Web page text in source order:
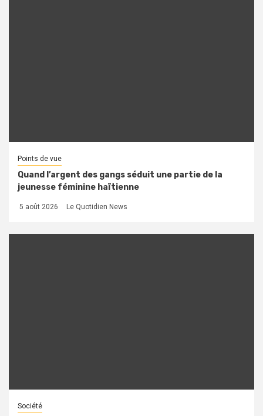
Points de vue
Quand l’argent des gangs séduit une partie de la
jeunesse féminine haïtienne
5 août 2026 Le Quotidien News
Société